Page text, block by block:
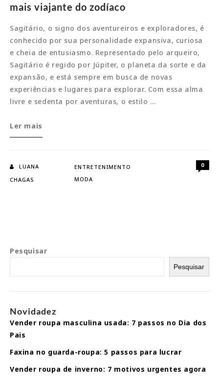
mais viajante do zodíaco
Sagitário, o signo dos aventureiros e exploradores, é
conhecido por sua personalidade expansiva, curiosa
e cheia de entusiasmo. Representado pelo arqueiro,
Sagitário é regido por Júpiter, o planeta da sorte e da
expansão, e está sempre em busca de novas
experiências e lugares para explorar. Com essa alma
livre e sedenta por aventuras, o estilo …
Sagitário:
Estilo
personalidade
Ler mais
LUANA
CHAGAS
ENTRETENIMENTO
MODA
0
Pesquisar
Pesquisar
Novidadez
Vender roupa masculina usada: 7 passos no Dia dos
Pais
Faxina no guarda-roupa: 5 passos para lucrar
Vender roupa de inverno: 7 motivos urgentes agora